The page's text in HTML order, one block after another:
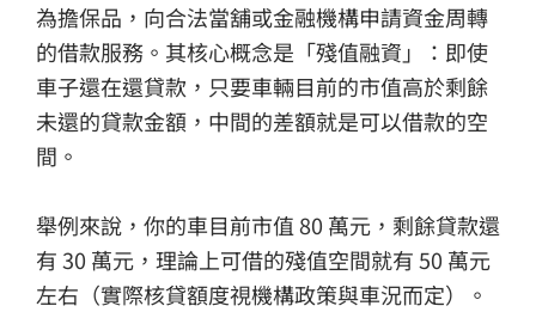
為擔保品，向合法當舖或金融機構申請資金周轉
的借款服務。其核心概念是「殘值融資」：即使
車子還在還貸款，只要車輛目前的市值高於剩餘
未還的貸款金額，中間的差額就是可以借款的空
間。
舉例來說，你的車目前市值 80 萬元，剩餘貸款還
有 30 萬元，理論上可借的殘值空間就有 50 萬元
左右（實際核貸額度視機構政策與車況而定）。